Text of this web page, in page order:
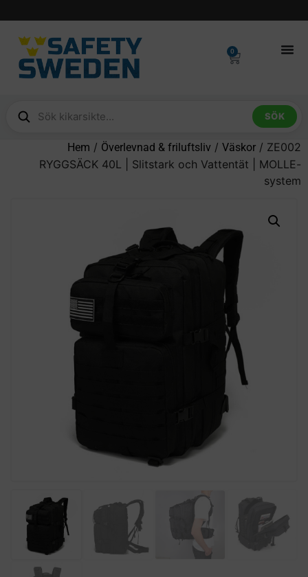
0
SÖK
Hem / Överlevnad & friluftsliv / Väskor / ZE002
RYGGSÄCK 40L | Slitstark och Vattentät | MOLLE-
system